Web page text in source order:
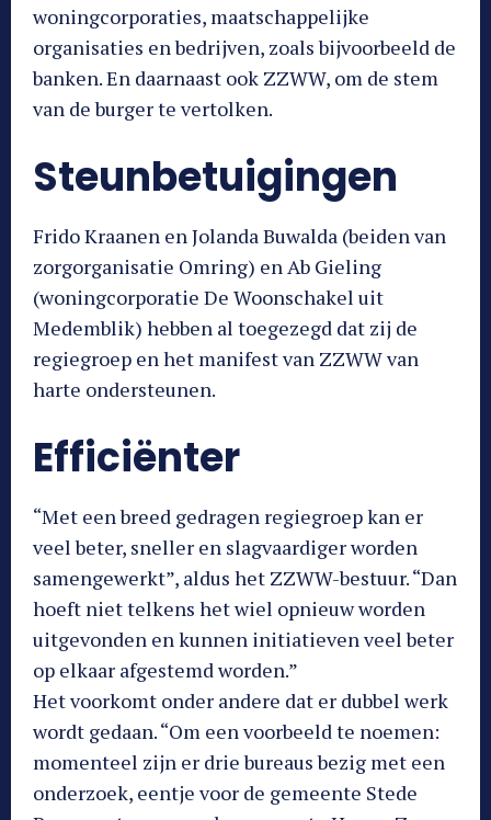
woningcorporaties, maatschappelijke
organisaties en bedrijven, zoals bijvoorbeeld de
banken. En daarnaast ook ZZWW, om de stem
van de burger te vertolken.
Steunbetuigingen
Frido Kraanen en Jolanda Buwalda (beiden van
zorgorganisatie Omring) en Ab Gieling
(woningcorporatie De Woonschakel uit
Medemblik) hebben al toegezegd dat zij de
regiegroep en het manifest van ZZWW van
harte ondersteunen.
Efficiënter
“Met een breed gedragen regiegroep kan er
veel beter, sneller en slagvaardiger worden
samengewerkt”, aldus het ZZWW-bestuur. “Dan
hoeft niet telkens het wiel opnieuw worden
uitgevonden en kunnen initiatieven veel beter
op elkaar afgestemd worden.”
Het voorkomt onder andere dat er dubbel werk
wordt gedaan. “Om een voorbeeld te noemen:
momenteel zijn er drie bureaus bezig met een
onderzoek, eentje voor de gemeente Stede